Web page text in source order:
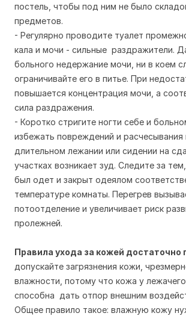
постель, чтобы под ним не было
предметов.
- Регулярно проводите туалет
кала и мочи - сильные раздражители.
больного недержание мочи, ни в коем
ограничивайте его в питье. При
повышается концентрация мочи, а
сила раздражения.
- Коротко стригите ногти себе и
избежать повреждений и расчесывания
длительном лежании или сидении на
участках возникает зуд. Следите за
был одет и закрыт одеялом
температуре комнаты. Перегрев
потоотделение и увеличивает риск
пролежней.
Правила ухода за кожей достаточно
допускайте загрязнения кожи,
влажности, потому что кожа у
способна дать отпор внешним
Общее правило такое: влажную кожу